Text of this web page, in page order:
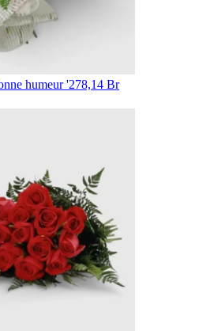
humeur '278,14 Br